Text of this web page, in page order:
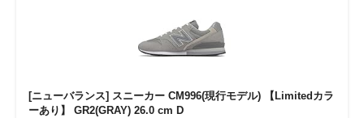
[ニューバランス] スニーカー CM996(現行モデル) 【Limitedカラ
ーあり】 GR2(GRAY) 26.0 cm D